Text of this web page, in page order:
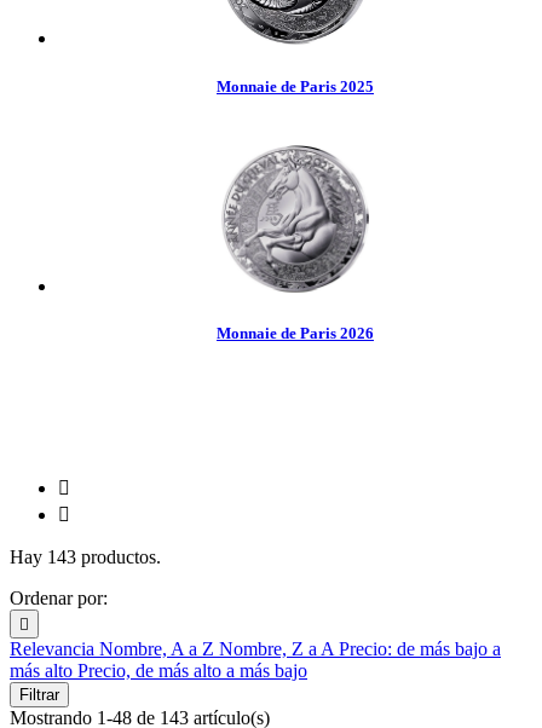
Monnaie de Paris 2025
Monnaie de Paris 2026


Hay 143 productos.
Ordenar por:

Relevancia Nombre, A a Z Nombre, Z a A Precio: de más bajo a
más alto Precio, de más alto a más bajo
Filtrar
Mostrando 1-48 de 143 artículo(s)